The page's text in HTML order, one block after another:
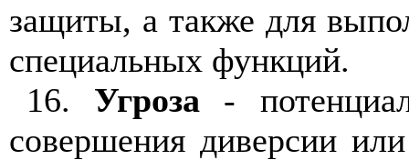
защиты, а также для
специальных функций.
16. Угроза -
совершения диверсии